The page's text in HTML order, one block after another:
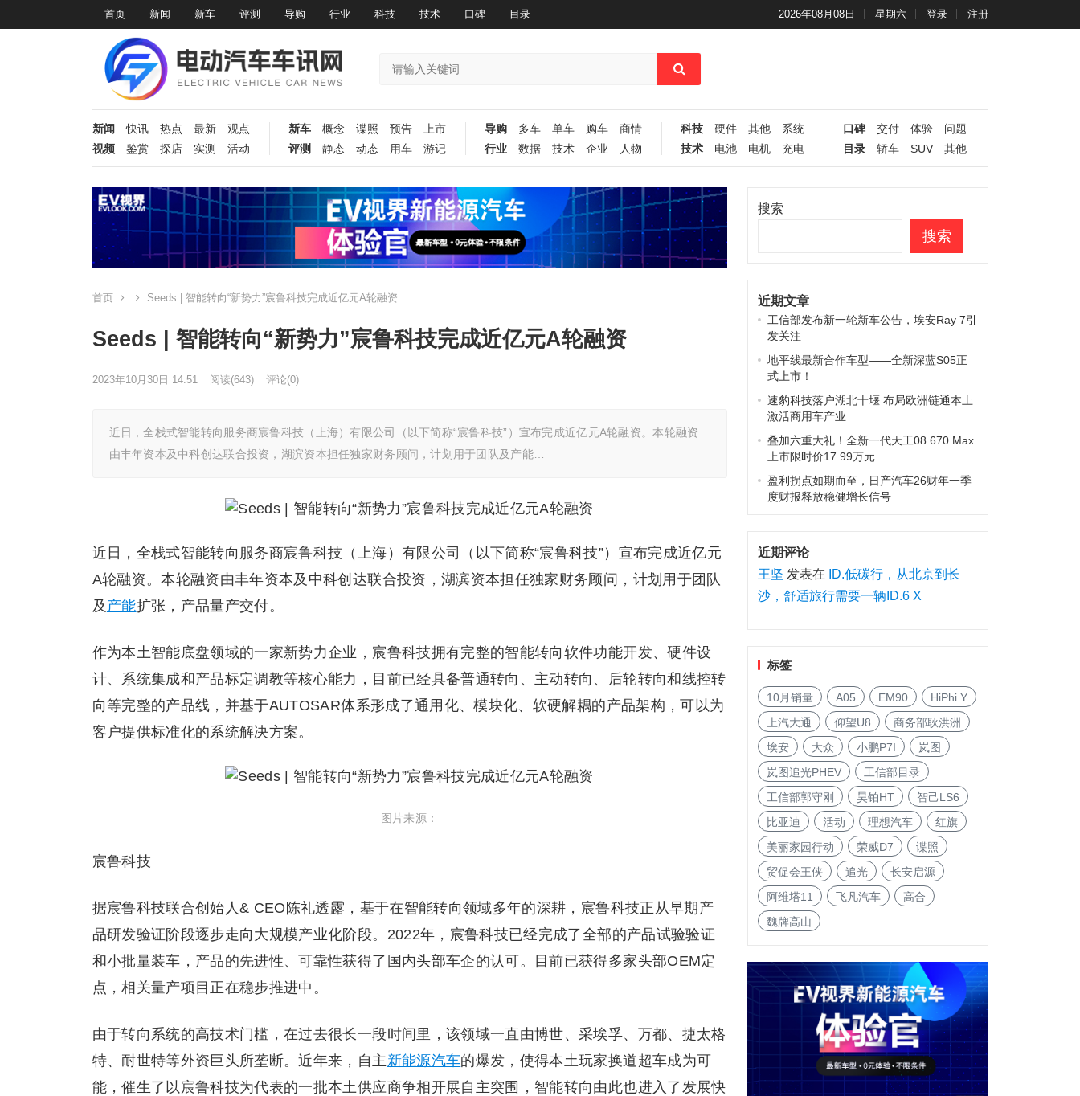
首页 新闻 新车 评测 导购 行业 科技 技术 口碑 目录 2026年08月08日 星期六 登录 注册
新闻 快讯 热点 最新
观点
视频
鉴赏 探店 实测 活动
新车 概念 谍照 预告
上市
评测
静态 动态 用车 游记
导购 多车 单车 购车
商情
行业
数据 技术 企业 人物
科技 硬件 其他
系统
技术
电池 电机 充电
口碑 交付 体验
问题
目录
轿车 SUV 其他
首页 Seeds | 智能转向“新势力”宸鲁科技完成近亿元A轮融资
Seeds | 智能转向“新势力”宸鲁科技完成近亿元A轮融资
2023年10月30日 14:51 阅读(643) 评论(0)
近日，全栈式智能转向服务商宸鲁科技（上海）有限公司（以下简称“宸鲁科技”）宣布完成近亿元A轮融资。本轮融资
由丰年资本及中科创达联合投资，湖滨资本担任独家财务顾问，计划用于团队及产能…
近日，全栈式智能转向服务商宸鲁科技（上海）有限公司（以下简称“宸鲁科技”）宣布完成近亿元
A轮融资。本轮融资由丰年资本及中科创达联合投资，湖滨资本担任独家财务顾问，计划用于团队
及 产能扩张，产品量产交付。
作为本土智能底盘领域的一家新势力企业，宸鲁科技拥有完整的智能转向软件功能开发、硬件设
计、系统集成和产品标定调教等核心能力，目前已经具备普通转向、主动转向、后轮转向和线控转
向等完整的产品线，并基于AUTOSAR体系形成了通用化、模块化、软硬解耦的产品架构，可以为
客户提供标准化的系统解决方案。
图片来源：
宸鲁科技
据宸鲁科技联合创始人& CEO陈礼透露，基于在智能转向领域多年的深耕，宸鲁科技正从早期产
品研发验证阶段逐步走向大规模产业化阶段。2022年，宸鲁科技已经完成了全部的产品试验验证
和小批量装车，产品的先进性、可靠性获得了国内头部车企的认可。目前已获得多家头部OEM定
点，相关量产项目正在稳步推进中。
由于转向系统的高技术门槛，在过去很长一段时间里，该领域一直由博世、采埃孚、万都、捷太格
特、耐世特等外资巨头所垄断。近年来，自主新能源汽车的爆发，使得本土玩家换道超车成为可
能，催生了以宸鲁科技为代表的一批本土供应商争相开展自主突围，智能转向由此也进入了发展快
搜索
搜索
近期文章
工信部发布新一轮新车公告，埃安Ray 7引
发关注
地平线最新合作车型——全新深蓝S05正
式上市！
速豹科技落户湖北十堰 布局欧洲链通本土
激活商用车产业
叠加六重大礼！全新一代天工08 670 Max
上市限时价17.99万元
盈利拐点如期而至，日产汽车26财年一季
度财报释放稳健增长信号
近期评论
王坚 发表在
ID.低碳行，从北京到长
沙，舒适旅行需要一辆ID.6 X
标签
10月销量 A05 EM90
HiPhi Y
上汽大通
仰望U8
商务部耿洪洲
埃安
大众 小鹏P7I
岚图
岚图追光PHEV
工信部目录
工信部郭守刚
昊铂HT
智己LS6
比亚迪
活动 理想汽车
红旗
美丽家园行动
荣威D7
谍照
贸促会王侠
追光
长安启源
阿维塔11
飞凡汽车
高合
魏牌高山